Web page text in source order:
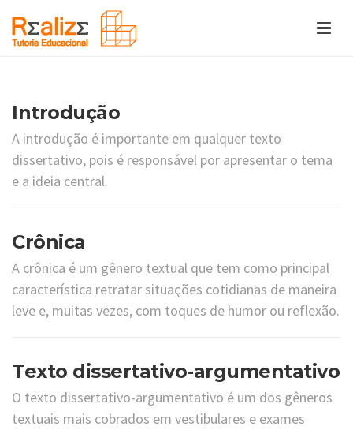
Introdução
A introdução é importante em qualquer texto
dissertativo, pois é responsável por apresentar o tema
e a ideia central.
Crônica
A crônica é um gênero textual que tem como principal
característica retratar situações cotidianas de maneira
leve e, muitas vezes, com toques de humor ou reflexão.
Texto dissertativo-argumentativo
O texto dissertativo-argumentativo é um dos gêneros
textuais mais cobrados em vestibulares e exames